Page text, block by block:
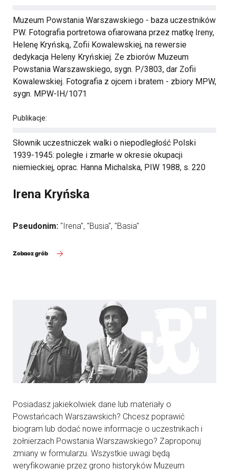
Muzeum Powstania Warszawskiego - baza uczestników
PW. Fotografia portretowa ofiarowana przez matkę Ireny,
Helenę Kryńską, Zofii Kowalewskiej, na rewersie
dedykacja Heleny Kryńskiej. Ze zbiorów Muzeum
Powstania Warszawskiego, sygn. P/3803, dar Zofii
Kowalewskiej. Fotografia z ojcem i bratem - zbiory MPW,
sygn. MPW-IH/1071
Publikacje:
Słownik uczestniczek walki o niepodległość Polski
1939-1945: poległe i zmarłe w okresie okupacji
niemieckiej, oprac. Hanna Michalska, PIW 1988, s. 220
Irena Kryńska
Pseudonim: "Irena", "Busia", "Basia"
Zobacz grób
Posiadasz jakiekolwiek dane lub materiały o
Powstańcach Warszawskich? Chcesz poprawić
biogram lub dodać nowe informacje o uczestnikach i
żołnierzach Powstania Warszawskiego? Zaproponuj
zmiany w formularzu. Wszystkie uwagi będą
weryfikowanie przez grono historyków Muzeum